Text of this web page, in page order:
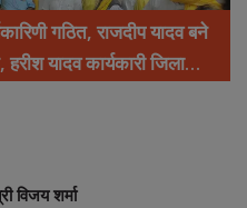
गठित, राजदीप यादव बने
यादव महामंत्री निर्वाचित
विजय शर्मा